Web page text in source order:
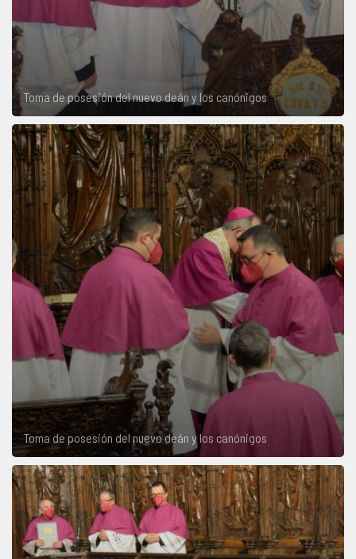
Toma de posesión del nuevo deán y los canónigos
Toma de posesión del nuevo deán y los canónigos